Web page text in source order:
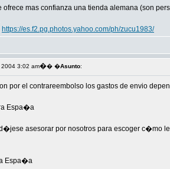
ofrece mas confianza una tienda alemana (son
https://es.f2.pg.photos.yahoo.com/ph/zucu1983/
3:02 am�� �Asunto:
por el contrareembolso los gastos de envio
Espa�a
asesorar por nosotros para escoger c�mo
Espa�a